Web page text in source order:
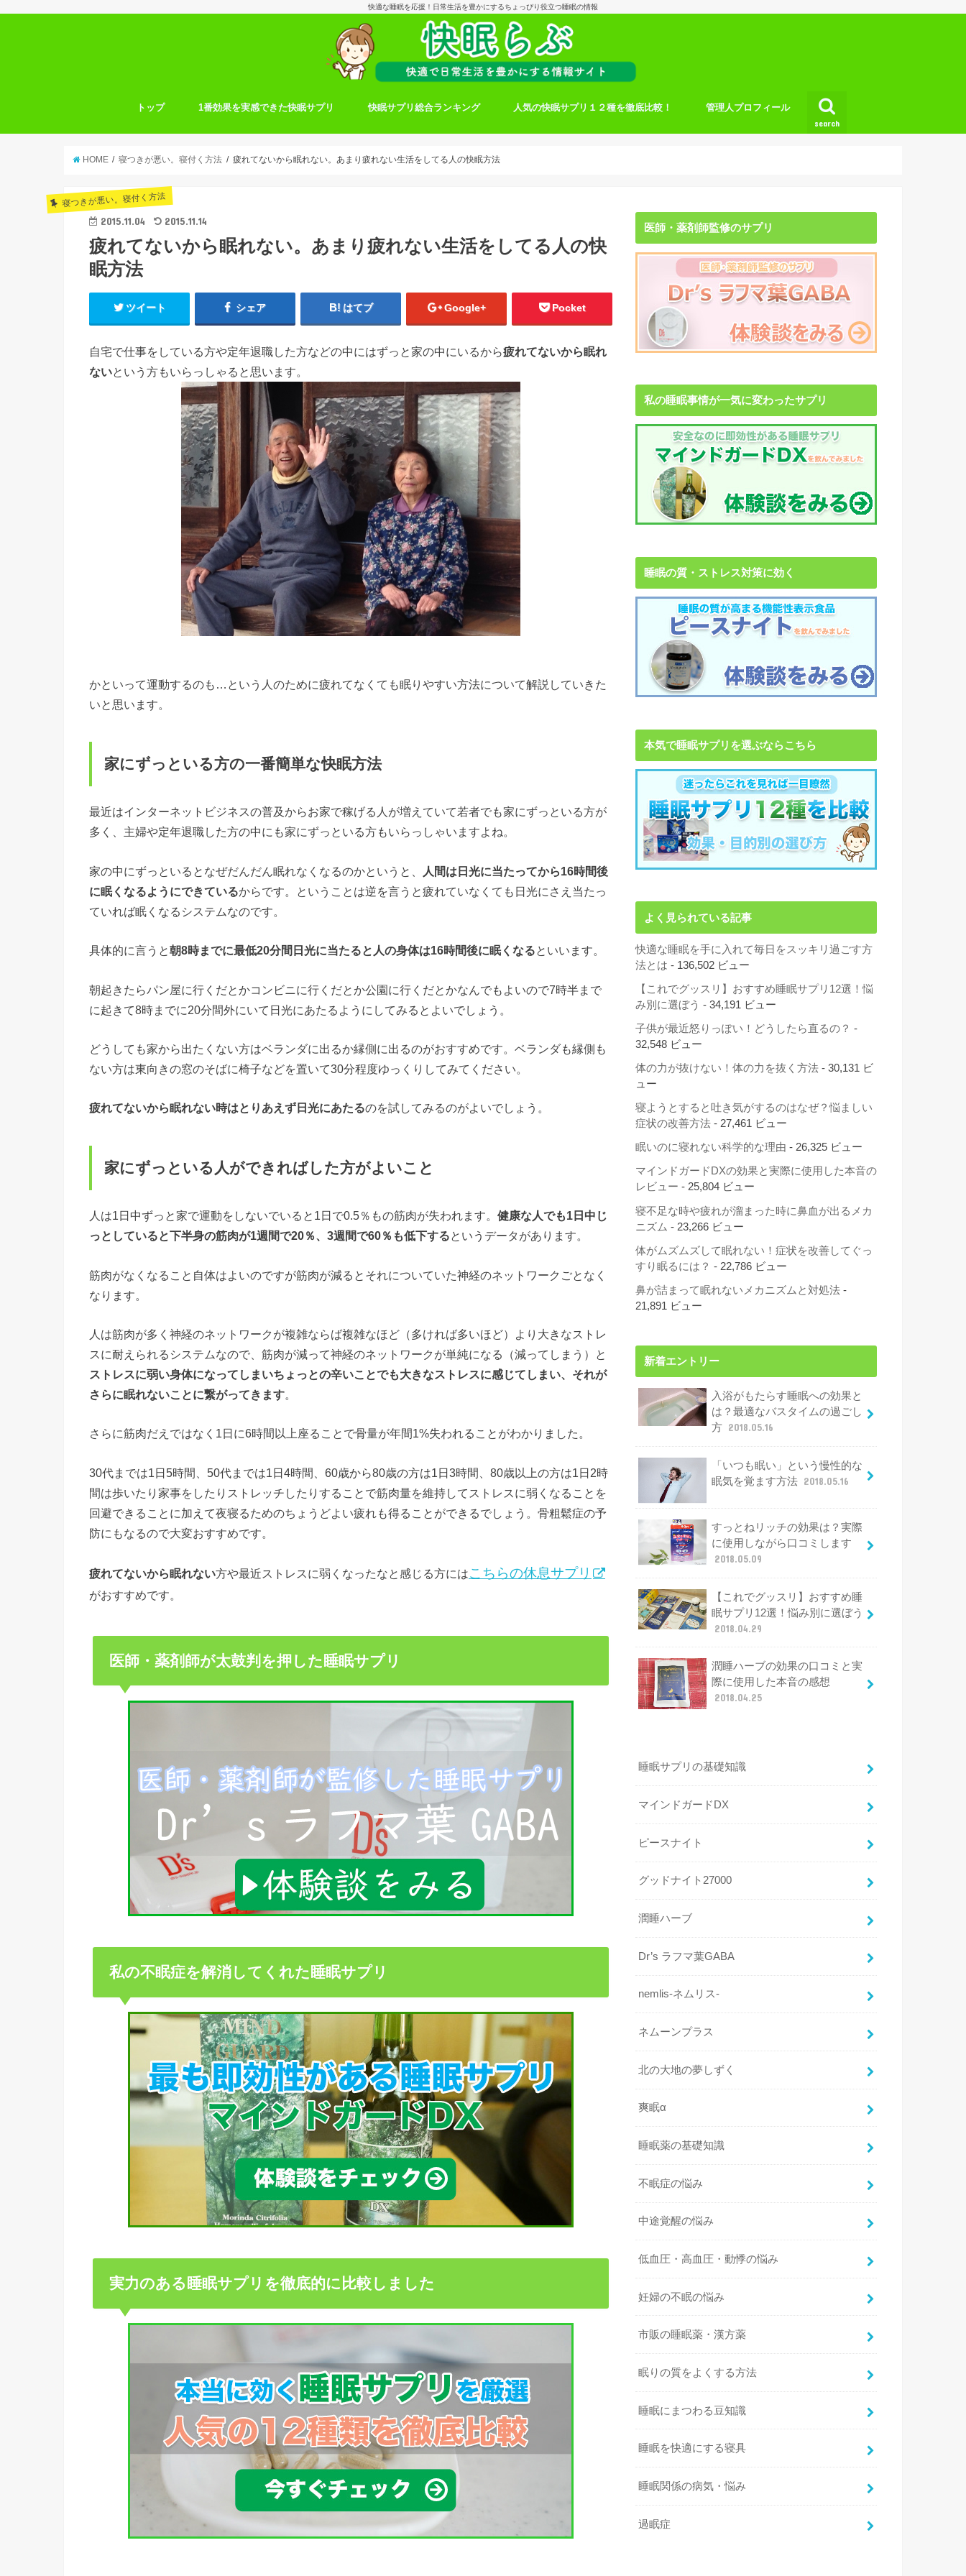
快適な睡眠を応援！日常生活を豊かにするちょっぴり役立つ睡眠の情報
search
トップ 1番効果を実感できた快眠サプリ 快眠サプリ総合ランキング 人気の快眠サプリ１２種を徹底比較！ 管理人プロフィール
HOME 寝つきが悪い。寝付く方法 疲れてないから眠れない。あまり疲れない生活をしてる人の快眠方法
寝つきが悪い。寝付く方法
2015.11.04 2015.11.14
疲れてないから眠れない。あまり疲れない生活をしてる人の快
眠方法
ツイート シェア はてブ Google+ Pocket
自宅で仕事をしている方や定年退職した方などの中にはずっと家の中にいるから疲れてないから眠れ
ないという方もいらっしゃると思います。
かといって運動するのも…という人のために疲れてなくても眠りやすい方法について解説していきた
いと思います。
家にずっといる方の一番簡単な快眠方法
最近はインターネットビジネスの普及からお家で稼げる人が増えていて若者でも家にずっといる方が
多く、主婦や定年退職した方の中にも家にずっといる方もいらっしゃいますよね。
家の中にずっといるとなぜだんだん眠れなくなるのかというと、
人間は日光に当たってから16時間後
に眠くなるようにできているからです。ということは逆を言うと疲れていなくても日光にさえ当たっ
ていれば眠くなるシステムなのです。
具体的に言うと朝8時までに最低20分間日光に当たると人の身体は16時間後に眠くなるといいます。
朝起きたらパン屋に行くだとかコンビニに行くだとか公園に行くだとかなんでもよいので7時半まで
に起きて8時までに20分間外にいて日光にあたるようにしてみるとよいでしょう。
どうしても家から出たくない方はベランダに出るか縁側に出るのがおすすめです。ベランダも縁側も
ない方は東向きの窓のそばに椅子などを置いて30分程度ゆっくりしてみてください。
疲れてないから眠れない時はとりあえず日光にあたるのを試してみるのがよいでしょう。
家にずっといる人ができればした方がよいこと
人は1日中ずっと家で運動をしないでいると1日で0.5％もの筋肉が失われます。 健康な人でも1日中じ
っとしていると下半身の筋肉が1週間で20％、3週間で60％も低下するというデータがあります。
筋肉がなくなること自体はよいのですが筋肉が減るとそれについていた神経のネットワークごとなく
なります。
人は筋肉が多く神経のネットワークが複雑ならば複雑なほど（多ければ多いほど）より大きなストレ
スに耐えられるシステムなので、筋肉が減って神経のネットワークが単純になる（減ってしまう）と
ストレスに弱い身体になってしまいちょっとの辛いことでも大きなストレスに感じてしまい、それが
さらに眠れないことに繋がってきます。
さらに筋肉だえではなく1日に6時間以上座ることで骨量が年間1%失われることがわかりました。
30代までは1日5時間、50代までは1日4時間、60歳から80歳の方は1日3時間、80歳以上の方は1日2時
間は歩いたり家事をしたりストレッチしたりすることで筋肉量を維持してストレスに弱くなることを
回避できることに加えて夜寝るためのちょうどよい疲れも得ることができるでしょう。骨粗鬆症の予
防にもなるので大変おすすめです。
疲れてないから眠れない方や最近ストレスに弱くなったなと感じる方にはこちらの休息サプリ
がおすすめです。
医師・薬剤師が太鼓判を押した睡眠サプリ
私の不眠症を解消してくれた睡眠サプリ
実力のある睡眠サプリを徹底的に比較しました
医師・薬剤師監修のサプリ
私の睡眠事情が一気に変わったサプリ
睡眠の質・ストレス対策に効く
本気で睡眠サプリを選ぶならこちら
よく見られている記事
快適な睡眠を手に入れて毎日をスッキリ過ごす方
法とは - 136,502 ビュー
【これでグッスリ】おすすめ睡眠サプリ12選！悩
み別に選ぼう - 34,191 ビュー
子供が最近怒りっぽい！どうしたら直るの？ -
32,548 ビュー
体の力が抜けない！体の力を抜く方法 - 30,131 ビ
ュー
寝ようとすると吐き気がするのはなぜ？悩ましい
症状の改善方法 - 27,461 ビュー
眠いのに寝れない科学的な理由 - 26,325 ビュー
マインドガードDXの効果と実際に使用した本音の
レビュー - 25,804 ビュー
寝不足な時や疲れが溜まった時に鼻血が出るメカ
ニズム - 23,266 ビュー
体がムズムズして眠れない！症状を改善してぐっ
すり眠るには？ - 22,786 ビュー
鼻が詰まって眠れないメカニズムと対処法 -
21,891 ビュー
新着エントリー
入浴がもたらす睡眠への効果と
は？最適なバスタイムの過ごし
方 2018.05.16
「いつも眠い」という慢性的な
眠気を覚ます方法 2018.05.16
すっとねリッチの効果は？実際
に使用しながら口コミします
2018.05.09
【これでグッスリ】おすすめ睡
眠サプリ12選！悩み別に選ぼう
2018.04.29
潤睡ハーブの効果の口コミと実
際に使用した本音の感想
2018.04.25
睡眠サプリの基礎知識
マインドガードDX
ピースナイト
グッドナイト27000
潤睡ハーブ
Dr’s ラフマ葉GABA
nemlis-ネムリス-
ネムーンプラス
北の大地の夢しずく
爽眠α
睡眠薬の基礎知識
不眠症の悩み
中途覚醒の悩み
低血圧・高血圧・動悸の悩み
妊婦の不眠の悩み
市販の睡眠薬・漢方薬
眠りの質をよくする方法
睡眠にまつわる豆知識
睡眠を快適にする寝具
睡眠関係の病気・悩み
過眠症